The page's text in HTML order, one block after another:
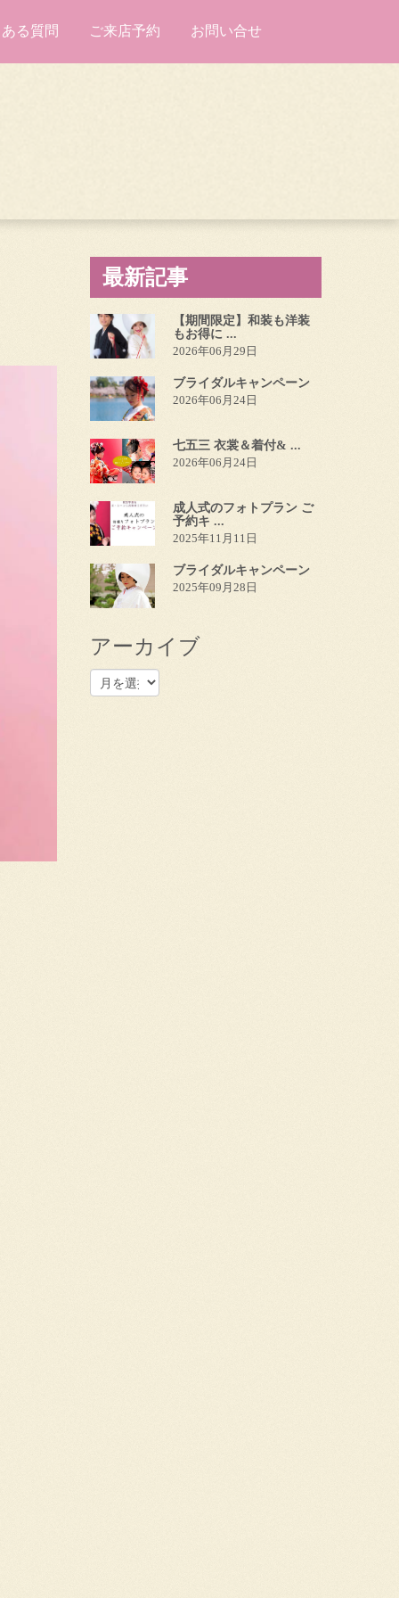
る質問 ご来店予約 お問い合せ
最新記事
【期間限定】和装も洋装
もお得に ...
2026年06月29日
ブライダルキャンペーン
2026年06月24日
七五三 衣裳＆着付& ...
2026年06月24日
成人式のフォトプラン ご
予約キ ...
2025年11月11日
ブライダルキャンペーン
2025年09月28日
アーカイブ